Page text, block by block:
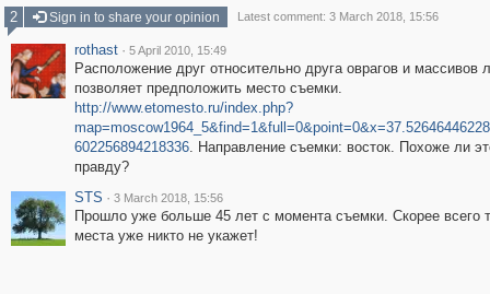
2
Sign in to share your opinion Latest comment: 3 March 2018, 15:56
rothast · 5 April 2010, 15:49
Расположение друг относительно друга оврагов и массивов
позволяет предположить место съемки.
http://www.etomesto.ru/index.php?
602256894218336. Направление съемки: восток. Похоже ли
правду?
STS · 3 March 2018, 15:56
Прошло уже больше 45 лет с момента съемки. Скорее всего
места уже никто не укажет!